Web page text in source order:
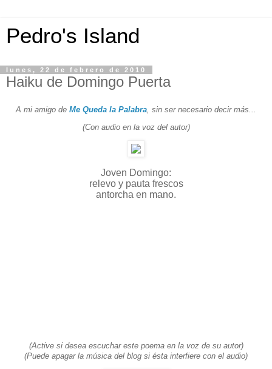
Pedro's Island
lunes, 22 de febrero de 2010
Haiku de Domingo Puerta
A mi amigo de Me Queda la Palabra , sin ser necesario decir más...
(Con audio en la voz del autor)
Joven Domingo:
relevo y pauta frescos
antorcha en mano.
(Active si desea escuchar este poema en la voz de su autor)
(Puede apagar la música del blog si ésta interfiere con el audio)